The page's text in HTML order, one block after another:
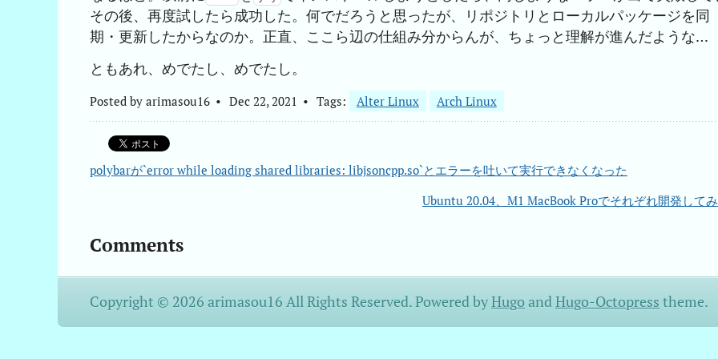
その後、再度試したら成功した。何でだろうと思ったが、リポジトリとローカルパッケージを同
期・更新したからなのか。正直、ここら辺の仕組み分からんが、ちょっと理解が進んだような…
ともあれ、めでたし、めでたし。
Posted by arimasou16 Dec 22, 2021 Tags: Alter Linux Arch Linux
polybarが`error while loading shared libraries: libjsoncpp.so`とエラーを吐いて実行できなくなった
Ubuntu 20.04、M1 MacBook Proでそれぞれ開発して
Comments
Copyright © 2026 arimasou16 All Rights Reserved.Powered byHugoandHugo-Octopress theme.